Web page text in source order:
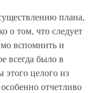
плана,
о том, что следует
вспомнить и
всегда было в
этого целого из
отчетливо